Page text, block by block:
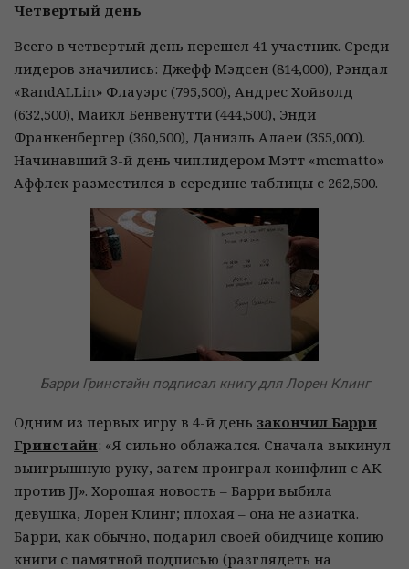
Четвертый день
Всего в четвертый день перешел 41 участник. Среди
лидеров значились: Джефф Мэдсен (814,000), Рэндал
«RandALLin» Флауэрс (795,500), Андрес Хойволд
(632,500), Майкл Бенвенутти (444,500), Энди
Франкенбергер (360,500), Даниэль Алаеи (355,000).
Начинавший 3-й день чиплидером Мэтт «mcmatto»
Аффлек разместился в середине таблицы с 262,500.
Барри Гринстайн подписал книгу для Лорен Клинг
Одним из первых игру в 4-й день закончил Барри
Гринстайн: «Я сильно облажался. Сначала выкинул
выигрышную руку, затем проиграл коинфлип с АК
против JJ». Хорошая новость – Барри выбила
девушка, Лорен Клинг; плохая – она не азиатка.
Барри, как обычно, подарил своей обидчице копию
книги с памятной подписью (разглядеть на